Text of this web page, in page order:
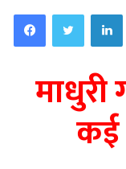
FacebookTwitter
कई